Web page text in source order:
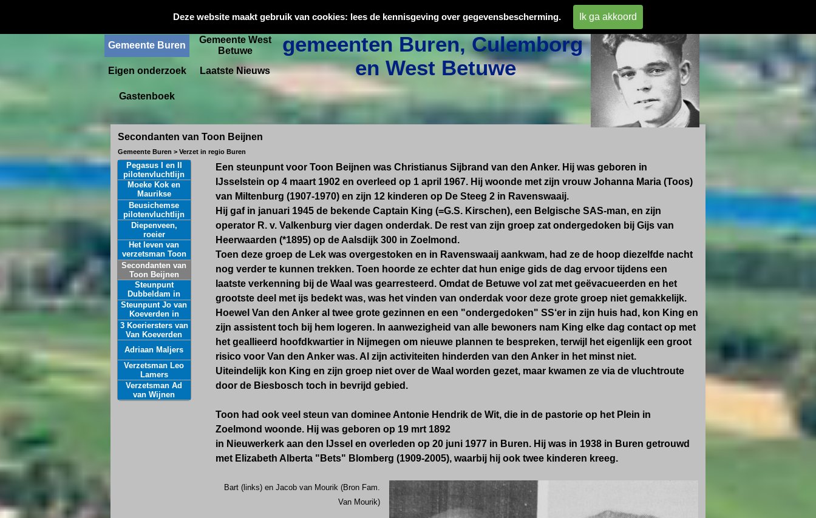
Deze website maakt gebruik van cookies: lees de kennisgeving over gegevensbescherming. Ik ga akkoord
Oorlogsslachtoffers uit
gemeenten Buren, Culemborg
en West Betuwe
Gemeente
Culemborg
Gemeente Buren
Gemeente West
Betuwe
Eigen onderzoek
Laatste Nieuws
Gastenboek
Secondanten van Toon Beijnen
Gemeente Buren > Verzet in regio Buren
Een steunpunt voor Toon Beijnen was Christianus Sijbrand van den Anker. Hij was geboren in
IJsselstein op 4 maart 1902 en overleed op 1 april 1967. Hij woonde met zijn vrouw Johanna Maria (Toos)
van Miltenburg (1907-1970) en zijn 12 kinderen op De Steeg 2 in Ravenswaaij.
Hij gaf in januari 1945 de bekende Captain King (=G.S. Kirschen), een Belgische SAS-man, en zijn
operator R. v. Valkenburg vier dagen onderdak. De rest van zijn groep zat ondergedoken bij Gijs van
Heerwaarden (*1895) op de Aalsdijk 300 in Zoelmond.
Toen deze groep de Lek was overgestoken en in Ravenswaaij aankwam, had ze de hoop diezelfde nacht
nog verder te kunnen trekken. Toen hoorde ze echter dat hun enige gids de dag ervoor tijdens een
laatste verkenning bij de Waal was gearresteerd. Omdat de Betuwe vol zat met geëvacueerden en het
grootste deel met ijs bedekt was, was het vinden van onderdak voor deze grote groep niet gemakkelijk.
Hoewel Van den Anker al twee grote gezinnen en een "ondergedoken" SS‘er in zijn huis had, kon King en
zijn assistent toch bij hem logeren. In aanwezigheid van alle bewoners nam King elke dag contact op met
het geallieerd hoofdkwartier in Nijmegen om nieuwe plannen te bespreken, terwijl het eigenlijk een groot
risico voor Van den Anker was. Al zijn activiteiten hinderden van den Anker in het minst niet.
Uiteindelijk kon King en zijn groep niet over de Waal worden gezet, maar kwamen ze via de vluchtroute
door de Biesbosch toch in bevrijd gebied.
Toon had ook veel steun van dominee Antonie Hendrik de Wit, die in de pastorie op het Plein in
Zoelmond woonde. Hij was geboren op 19 mrt 1892
in Nieuwerkerk aan den IJssel en overleden op 20 juni 1977 in Buren. Hij was in 1938 in Buren getrouwd
met Elizabeth Alberta "Bets" Blomberg (1909-2005), waarbij hij ook twee kinderen kreeg.
Bart (links) en Jacob van Mourik (Bron Fam.
Van Mourik)
Pegasus I en II
pilotenvluchtlijn
Moeke Kok en
Maurikse
pilotenvluchtlijn
Beusichemse
pilotenvluchtlijn
Diepenveen,
roeier
Het leven van
verzetsman Toon
Beijnen
Secondanten van
Toon Beijnen
Steunpunt
Dubbeldam in
Culemborg
Steunpunt Jo van
Koeverden in
Buren
3 Koeriersters van
Van Koeverden
Adriaan Maljers
Verzetsman Leo
Lamers
Verzetsman Ad
van Wijnen